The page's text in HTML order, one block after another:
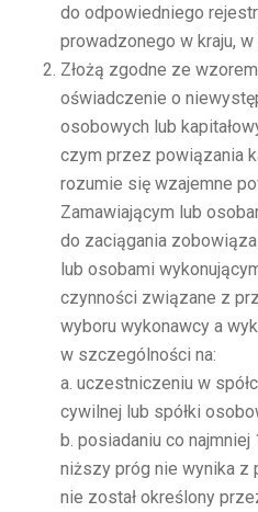
do odpowiedniego
prowadzonego w kraju,
Złożą zgodne ze
oświadczenie o
osobowych lub
czym przez powiązania
rozumie się wzajemne
Zamawiającym lub
do zaciągania
lub osobami
czynności związane z
wyboru wykonawcy a
w szczególności na:
a. uczestniczeniu w
cywilnej lub spółki
b. posiadaniu co najmniej
niższy próg nie wynika z
nie został określony